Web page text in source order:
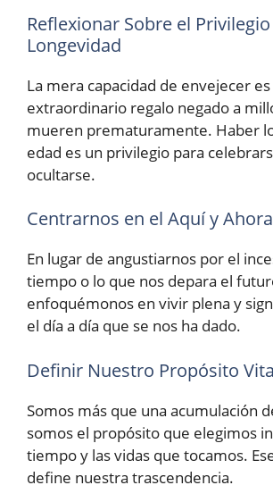
Reflexionar Sobre el
Longevidad
La mera capacidad de envejecer
extraordinario regalo negado a
mueren prematuramente. Haber
edad es un privilegio para
ocultarse.
Centrarnos en el Aquí y Ahora
En lugar de angustiarnos por el
tiempo o lo que nos depara el
enfoquémonos en vivir plena y
el día a día que se nos ha dado.
Definir Nuestro Propósito
Somos más que una acumulación
somos el propósito que elegimos
tiempo y las vidas que tocamos.
define nuestra trascendencia.